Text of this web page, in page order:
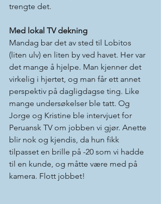
trengte det.
Med lokal TV dekning
Mandag bar det av sted til Lobitos
(liten ulv) en liten by ved havet. Her var
det mange å hjelpe. Man kjenner det
virkelig i hjertet, og man får ett annet
perspektiv på dagligdagse ting. Like
mange undersøkelser ble tatt. Og
Jorge og Kristine ble intervjuet for
Peruansk TV om jobben vi gjør. Anette
blir nok og kjendis, da hun fikk
tilpasset en brille på -20 som vi hadde
til en kunde, og måtte være med på
kamera. Flott jobbet!